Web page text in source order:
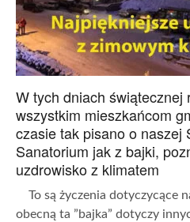
W tych dniach świątecznej
wszystkim mieszkańcom
czasie tak pisano o
Sanatorium jak z bajki,
uzdrowisko z klimatem
To są życzenia dotyczycące
obecną ta ”bajka” dotyczy